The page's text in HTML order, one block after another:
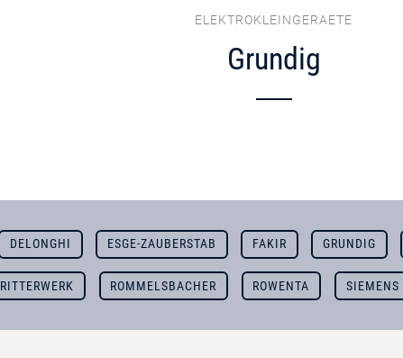
ELEKTROKLEINGERAETE
Grundig
DELONGHI ESGE-ZAUBERSTAB FAKIR GRUNDIG
RITTERWERK ROMMELSBACHER ROWENTA SIEMENS